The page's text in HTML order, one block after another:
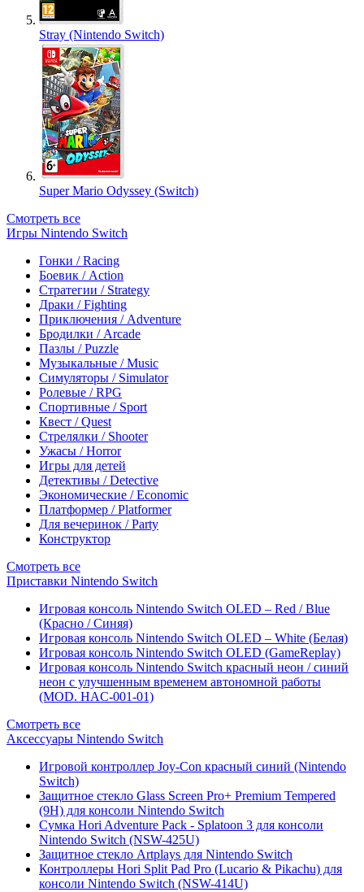
Stray (Nintendo Switch)
Super Mario Odyssey (Switch)
Смотреть все
Игры Nintendo Switch
Гонки / Racing
Боевик / Action
Стратегии / Strategy
Драки / Fighting
Приключения / Adventure
Бродилки / Arcade
Пазлы / Puzzle
Музыкальные / Music
Симуляторы / Simulator
Ролевые / RPG
Спортивные / Sport
Квест / Quest
Стрелялки / Shooter
Ужасы / Horror
Игры для детей
Детективы / Detective
Экономические / Economic
Платформер / Platformer
Для вечеринок / Party
Конструктор
Смотреть все
Приставки Nintendo Switch
Игровая консоль Nintendo Switch OLED – Red / Blue
(Красно / Синяя)
Игровая консоль Nintendo Switch OLED – White (Белая)
Игровая консоль Nintendo Switch OLED (GameReplay)
Игровая консоль Nintendo Switch красный неон / синий
неон с улучшенным временем автономной работы
(MOD. HAC-001-01)
Смотреть все
Аксессуары Nintendo Switch
Игровой контроллер Joy-Con красный синий (Nintendo
Switch)
Защитное стекло Glass Screen Pro+ Premium Tempered
(9H) для консоли Nintendo Switch
Сумка Hori Adventure Pack - Splatoon 3 для консоли
Nintendo Switch (NSW-425U)
Защитное стекло Artplays для Nintendo Switch
Контроллеры Hori Split Pad Pro (Lucario & Pikachu) для
консоли Nintendo Switch (NSW-414U)